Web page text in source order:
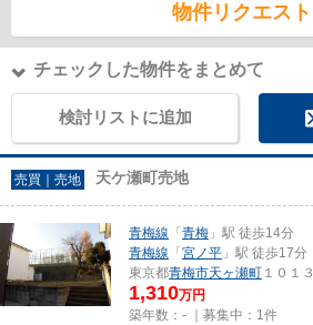
物件リクエスト
チェックした物件をまとめて
検討リストに追加
売買｜売地 天ケ瀬町売地
青梅線 「 青梅 」駅 徒歩14分
青梅線 「 宮ノ平 」駅 徒歩17分
東京都青梅市天ヶ瀬町 １０１３
1,310万円
築年数：- ｜募集中： 1件